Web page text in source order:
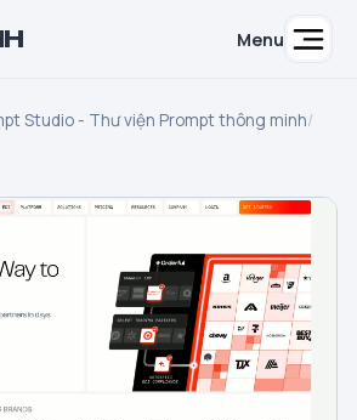
Menu
Studio - Thư viện Prompt thông minh/